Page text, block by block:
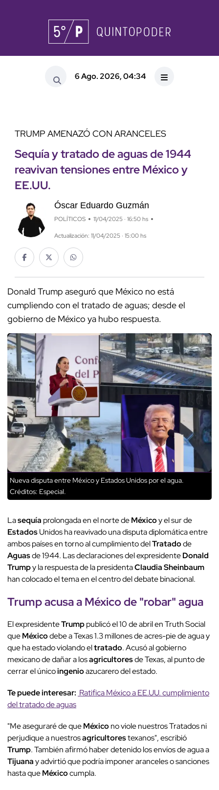
6 Ago. 2026, 04:34
TRUMP AMENAZÓ CON ARANCELES
Sequía y tratado de aguas de 1944
reavivan tensiones entre México y
EE.UU.
Óscar Eduardo Guzmán
POLÍTICOS 11/04/2025 · 16:50 hs
Actualización: 11/04/2025 · 15:00 hs
Donald Trump aseguró que México no está
cumpliendo con el tratado de aguas; desde el
gobierno de México ya hubo respuesta.
Nueva disputa entre México y Estados Unidos por el agua.
Créditos: Especial.
Lasequía prolongada en el norte deMéxicoy el sur de
EstadosUnidos ha reavivado una disputa diplomática entre
ambos países en torno al cumplimiento delTratadode
Aguasde 1944. Las declaraciones del expresidenteDonald
Trumpy la respuesta de la presidentaClaudia Sheinbaum
han colocado el tema en el centro del debate binacional.
Trumpacusa aMéxicode "robar" agua
El expresidenteTrumppublicó el 10 de abril en Truth Social
queMéxicodebe a Texas 1.3 millones de acres-pie de agua y
que ha estado violando eltratado. Acusó al gobierno
mexicano de dañar a losagricultoresde Texas, al punto de
cerrar el únicoingenioazucarero del estado.
Te puede interesar: Ratifica México a EE.UU. cumplimiento
del tratado de aguas
"Me aseguraré de queMéxicono viole nuestros Tratados ni
perjudique a nuestrosagricultorestexanos", escribió
Trump. También afirmó haber detenido los envíos de agua a
Tijuanay advirtió que podría imponer aranceles o sanciones
hasta queMéxicocumpla.